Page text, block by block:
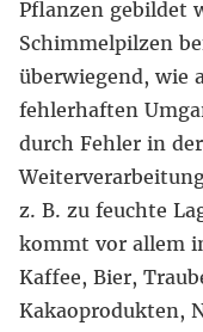
Pflanzen gebildet
Schimmelpilzen
überwiegend, wie
fehlerhaften
durch Fehler in
z. B. zu feuchte
kommt vor allem
Kaffee, Bier,
Kakaoprodukten,